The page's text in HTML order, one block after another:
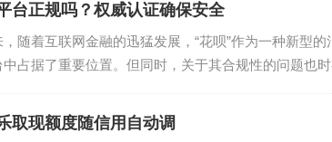
台正规吗？权威认证确保安全
随着互联网金融的迅猛发展，“花呗”作为一种新型
中占据了重要位置。但同时，关于其合规性的问题也
取现额度随信用自动调